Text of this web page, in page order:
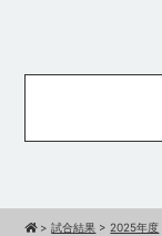
>試合結果 > 2025年度